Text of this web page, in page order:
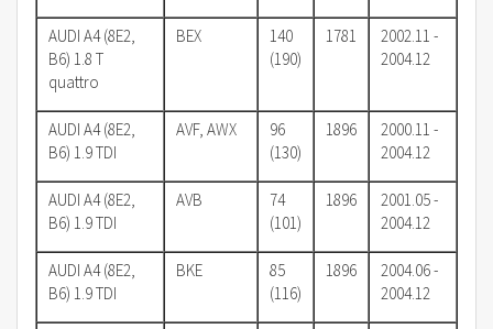
AUDI A4 (8E2,
B6) 1.8 T
quattro
BEX
140
(190)
1781
2002.11 -
2004.12
AUDI A4 (8E2,
B6) 1.9 TDI
AVF, AWX
96
(130)
1896
2000.11 -
2004.12
AUDI A4 (8E2,
B6) 1.9 TDI
AVB
74
(101)
1896
2001.05 -
2004.12
AUDI A4 (8E2,
B6) 1.9 TDI
BKE
85
(116)
1896
2004.06 -
2004.12